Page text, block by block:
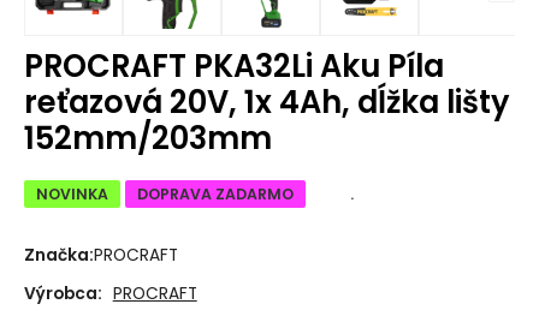
PROCRAFT PKA32Li Aku Píla
reťazová 20V, 1x 4Ah, dĺžka lišty
152mm/203mm
NOVINKA DOPRAVA ZADARMO .
Značka:PROCRAFT
Výrobca: PROCRAFT